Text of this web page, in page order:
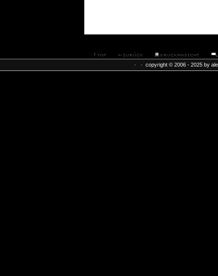
· · copyright © 2006 - 2025 by